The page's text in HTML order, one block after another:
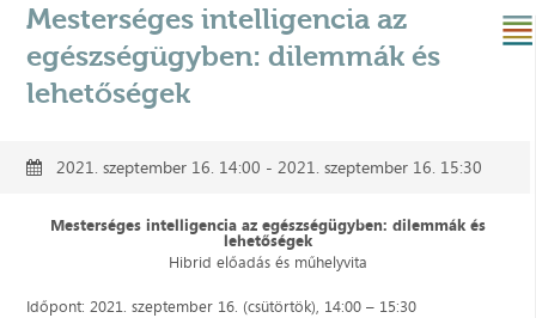
Mesterséges intelligencia az
egészségügyben: dilemmák és
lehetőségek
2021. szeptember 16. 14:00 - 2021. szeptember 16. 15:30
Mesterséges intelligencia az egészségügyben: dilemmák és
lehetőségek
Hibrid előadás és műhelyvita
Időpont: 2021. szeptember 16. (csütörtök), 14:00 – 15:30